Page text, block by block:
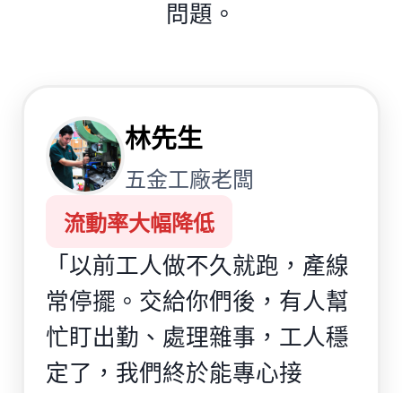
問題。
林先生
五金工廠老闆
流動率大幅降低
「以前工人做不久就跑，產線
常停擺。交給你們後，有人幫
忙盯出勤、處理雜事，工人穩
定了，我們終於能專心接